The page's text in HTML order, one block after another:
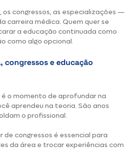
os congressos, as especializações —
carreira médica. Quem quer se
a educação continuada como
como algo opcional.
congressos e educação
é o momento de aprofundar na
aprendeu na teoria. São anos
o profissional.
de congressos é essencial para
da área e trocar experiências com